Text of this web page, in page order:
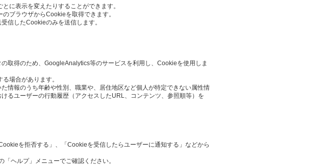
に表示を変えたりすることができます。
ブラウザからCookieを取得できます。
信したCookieのみを送信します。
取得のため、GoogleAnalytics等のサービスを利用し、Cookieを使用しま
場合があります。
情報のうち年齢や性別、職業や、居住地区など個人が特定できない属性情
るユーザーの行動履歴（アクセスしたURL、コンテンツ、参照順等）を
を拒否する」、「Cookieを受信したらユーザーに通知する」などから
ヘルプ」メニューでご確認ください。